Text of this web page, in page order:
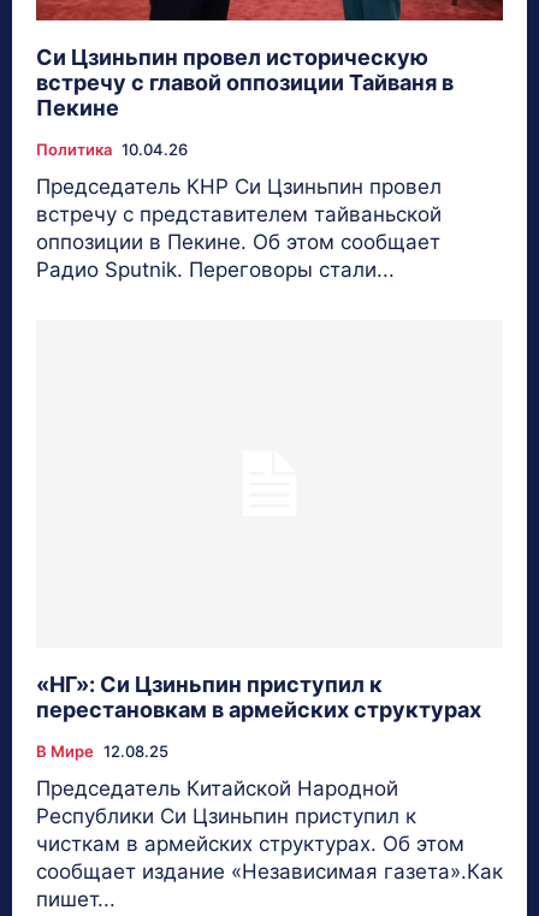
Си Цзиньпин провел историческую
встречу с главой оппозиции Тайваня в
Пекине
Политика 10.04.26
Председатель КНР Си Цзиньпин провел
встречу с представителем тайваньской
оппозиции в Пекине. Об этом сообщает
Радио Sputnik. Переговоры стали...
«НГ»: Cи Цзиньпин приступил к
перестановкам в армейских структурах
В Мире 12.08.25
Председатель Китайской Народной
Республики Си Цзиньпин приступил к
чисткам в армейских структурах. Об этом
сообщает издание «Независимая газета».Как
пишет...